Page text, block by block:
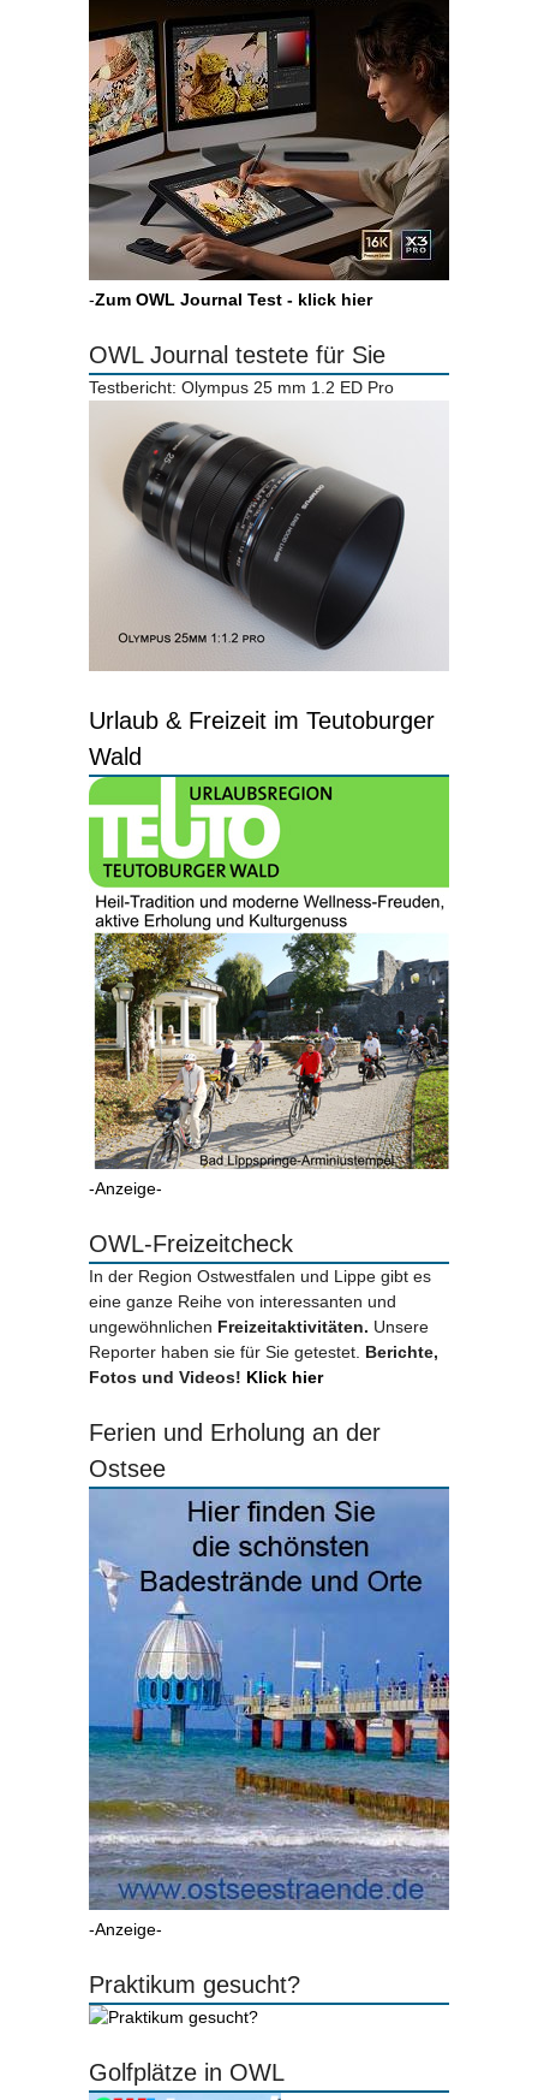
-Zum OWL Journal Test - klick hier
OWL Journal testete für Sie
Testbericht: Olympus 25 mm 1.2 ED Pro
Urlaub & Freizeit im Teutoburger
Wald
-Anzeige-
OWL-Freizeitcheck
In der Region Ostwestfalen und Lippe gibt es
eine ganze Reihe von interessanten und
ungewöhnlichen Freizeitaktivitäten. Unsere
Reporter haben sie für Sie getestet. Berichte,
Fotos und Videos! Klick hier
Ferien und Erholung an der
Ostsee
-Anzeige-
Praktikum gesucht?
Golfplätze in OWL